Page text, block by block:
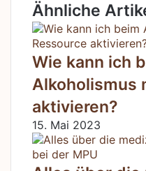
Ähnliche
Wie kann ich
Alkoholismus
aktivieren?
15. Mai 2023